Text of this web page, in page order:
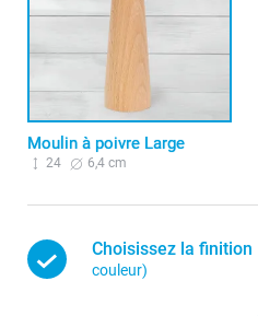
Moulin à poivre Large
24 6,4 cm
Choisissez la finition
couleur)